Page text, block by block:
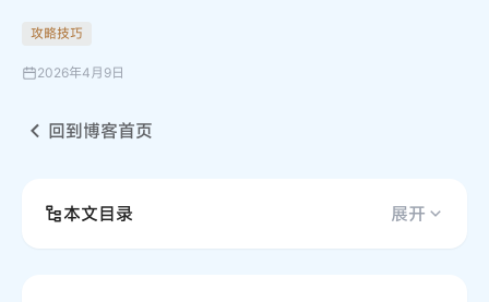
攻略技巧
2026年4月9日
回到博客首页
本文目录 展开